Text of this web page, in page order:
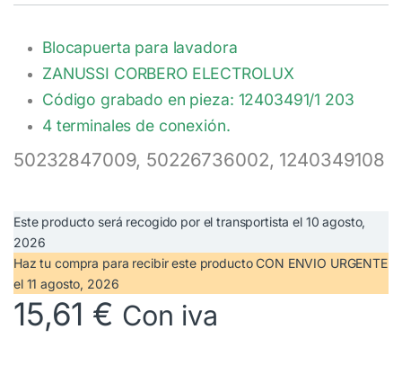
Blocapuerta para lavadora
ZANUSSI CORBERO ELECTROLUX
Código grabado en pieza: 12403491/1 203
4 terminales de conexión.
50232847009, 50226736002, 1240349108
Este producto será recogido por el transportista el 10 agosto,
2026
Haz tu compra para recibir este producto CON ENVIO URGENTE
el 11 agosto, 2026
15,61 € Con iva